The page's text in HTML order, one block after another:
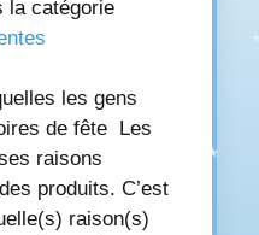
la catégorie
les gens
de fête Les
raisons
produits. C’est
raison(s)